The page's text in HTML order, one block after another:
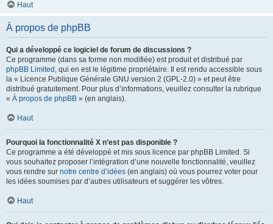
Haut
À propos de phpBB
Qui a développé ce logiciel de forum de discussions ?
Ce programme (dans sa forme non modifiée) est produit et distribué par
phpBB Limited , qui en est le légitime propriétaire. Il est rendu accessible sous
la « Licence Publique Générale GNU version 2 (GPL-2.0) » et peut être
distribué gratuitement. Pour plus d’informations, veuillez consulter la rubrique
« À propos de phpBB » (en anglais).
Haut
Pourquoi la fonctionnalité X n’est pas disponible ?
Ce programme a été développé et mis sous licence par phpBB Limited. Si
vous souhaitez proposer l’intégration d’une nouvelle fonctionnalité, veuillez
vous rendre sur notre centre d’idées (en anglais) où vous pourrez voter pour
les idées soumises par d’autres utilisateurs et suggérer les vôtres.
Haut